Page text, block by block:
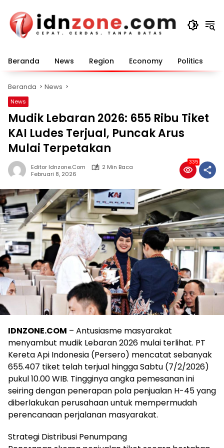
konten
Beranda News Region Economy Politics
Beranda News
News
Mudik Lebaran 2026: 655 Ribu Tiket
KAI Ludes Terjual, Puncak Arus
Mulai Terpetakan
Editor Idnzone.com
2 Min Baca
Februari 8, 2026
335
IDNZONE.COM – Antusiasme masyarakat
menyambut mudik Lebaran 2026 mulai terlihat. PT
Kereta Api Indonesia (Persero) mencatat sebanyak
655.407 tiket telah terjual hingga Sabtu (7/2/2026)
pukul 10.00 WIB. Tingginya angka pemesanan ini
seiring dengan penerapan pola penjualan H-45 yang
diberlakukan perusahaan untuk mempermudah
perencanaan perjalanan masyarakat.
Strategi Distribusi Penumpang